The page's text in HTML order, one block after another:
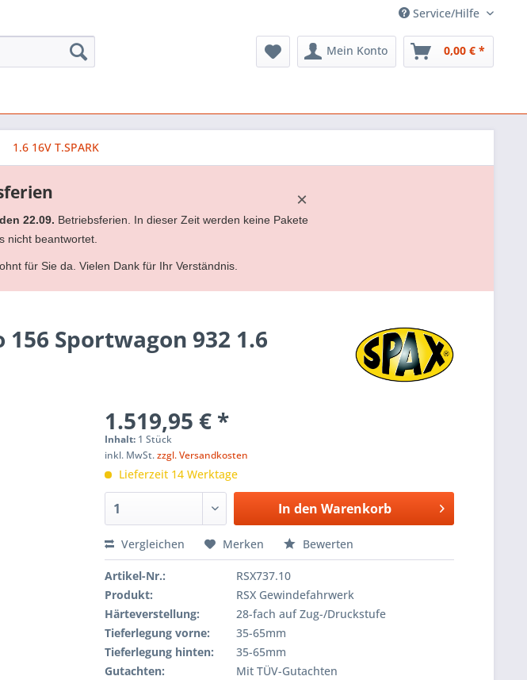
Service/Hilfe
Mein Konto 0,00 € *
1.6 16V T.SPARK
×
22.09. Betriebsferien. In dieser Zeit werden keine Pakete
nicht beantwortet.
für Sie da. Vielen Dank für Ihr Verständnis.
Sportwagon 932 1.6
1.519,95 € *
Inhalt: 1 Stück
inkl. MwSt.zzgl. Versandkosten
Lieferzeit 14 Werktage
In den Warenkorb
Vergleichen Merken Bewerten
Artikel-Nr.:
RSX737.10
Produkt:
RSX Gewindefahrwerk
Härteverstellung:
28-fach auf Zug-/Druckstufe
Tieferlegung vorne:
35-65mm
Tieferlegung hinten:
35-65mm
Gutachten:
Mit TÜV-Gutachten